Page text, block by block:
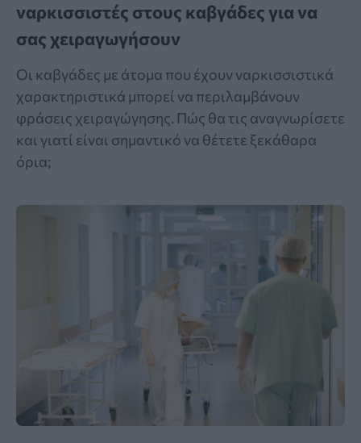
ναρκισσιστές στους καβγάδες για να
σας χειραγωγήσουν
Οι καβγάδες με άτομα που έχουν ναρκισσιστικά
χαρακτηριστικά μπορεί να περιλαμβάνουν
φράσεις χειραγώγησης. Πώς θα τις αναγνωρίσετε
και γιατί είναι σημαντικό να θέτετε ξεκάθαρα
όρια;